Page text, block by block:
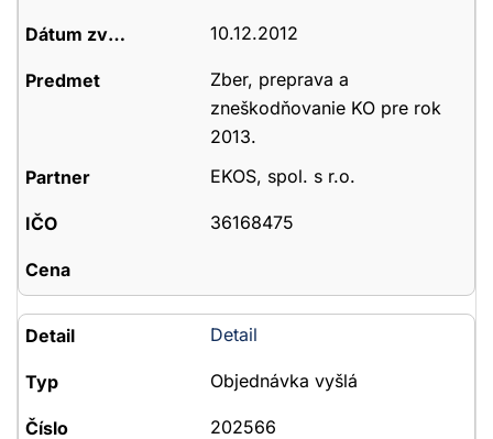
10.12.2012
Zber, preprava a
zneškodňovanie KO pre rok
2013.
EKOS, spol. s r.o.
36168475
Detail
Objednávka vyšlá
202566